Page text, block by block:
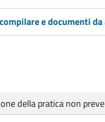
e documenti
della pratica non